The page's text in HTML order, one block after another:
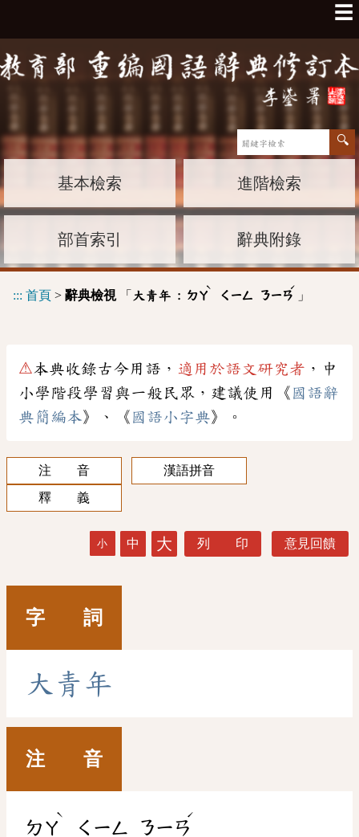
☰
基本檢索 進階檢索
部首索引 辭典附錄
::: 首頁 > 辭典檢視「 大青年 : ㄉㄚ
ˋ
ㄑㄧㄥ ㄋㄧㄢ
ˊ
」
⚠本典收錄古今用語， 適用於語文研究者 ，中
小學階段學習與一般民眾，建議使用《 國語辭
典簡編本》、《 國語小字典》。
注 音
漢語拼音
釋 義
小 中 大 列 印 意見回饋
字 詞
大 青年
注 音
ㄉㄚ
ˋ
ㄑㄧㄥ ㄋㄧㄢ
ˊ